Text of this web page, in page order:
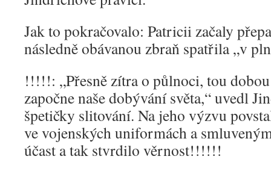
Jak to pokračovalo: Patricii začaly
následně obávanou zbraň spatřila „v
!!!!!: „Přesně zítra o půlnoci, tou
započne naše dobývání světa,“ uvedl
špetičky slitování. Na jeho výzvu
ve vojenských uniformách a
účast a tak stvrdilo věrnost!!!!!!